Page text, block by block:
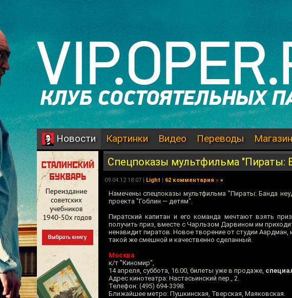
Новости Картинки Видео Переводы Магазин
Спецпоказы мультфильма "Пираты:
09.04.12 18:07 | Light | 62 комментария » »
Намечены спецпоказы мультфильма "Пираты: Банда
проекта "Гоблин — детям".
Пиратский капитан и его команда мечтают взять
получить приз, вместе с Чарльзом Дарвином им
ненавидит пиратов. Новое творение от студии
такой же смешной и качественно сделанный.
Москва
к/т "Киномир",
14 апреля, суббота, 16:00, билеты уже в продаже,
Адрес кинотеатра: Настасьинский пер., 2.
Телефон: (495) 694-3398.
Ближайшее метро: Пушкинская, Тверская, Маяковская.